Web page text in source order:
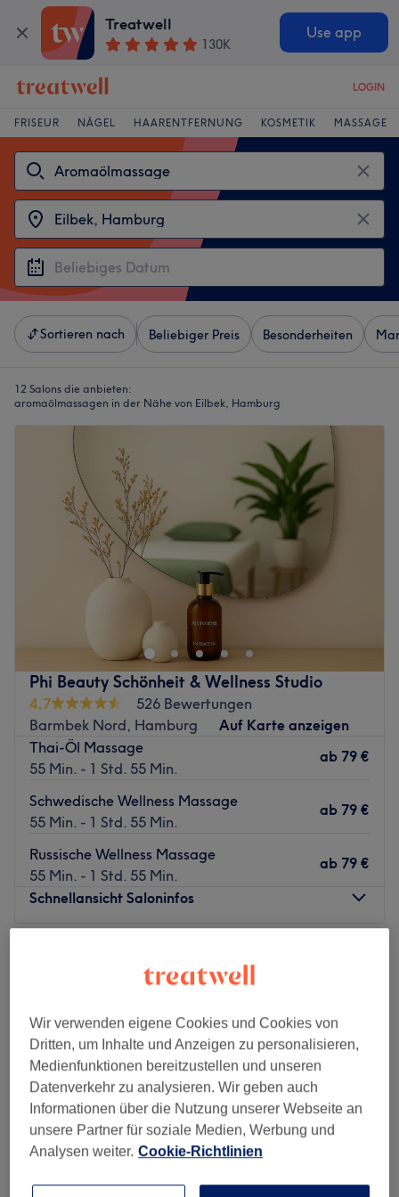
Treatwell
130K
Use app
LOGIN
FRISEUR NÄGEL HAARENTFERNUNG KOSMETIK MASSAGE
Sortieren nach Beliebiger Preis Besonderheiten
12 Salons die anbieten:
aromaölmassagen in der Nähe von Eilbek, Hamburg
Phi Beauty Schönheit & Wellness Studio
4,7
526 Bewertungen
Barmbek Nord, Hamburg
Auf Karte anzeigen
Thai-Öl Massage
55 Min. - 1 Std. 55 Min.
ab 79 €
Schwedische Wellness Massage
55 Min. - 1 Std. 55 Min.
ab 79 €
Russische Wellness Massage
55 Min. - 1 Std. 55 Min.
ab 79 €
Schnellansicht Saloninfos
Freitag
09:00– 20:00
Samstag
10:00–14:00
Sonntag
Geschlossen
Über uns: Phi Beauty – Ganzheitliche Ästhetik & Balance.
Willkommen bei Phi Beauty in Hamburg! Inhaberin Anna
Konzept, das wissenschaftliche Expertise, präventive
Wir verwenden eigene Cookies und Cookies von
Dritten, um Inhalte und Anzeigen zu personalisieren,
Medienfunktionen bereitzustellen und unseren
Datenverkehr zu analysieren. Wir geben auch
Informationen über die Nutzung unserer Webseite an
unsere Partner für soziale Medien, Werbung und
Analysen weiter. Cookie-Richtlinien